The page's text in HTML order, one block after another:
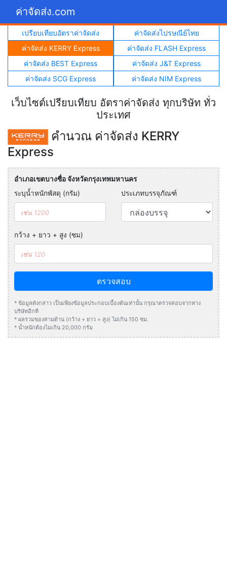
ค่าจัดส่ง.com
เปรียบเทียบอัตราค่าจัดส่ง
ค่าจัดส่งไปรษณีย์ไทย
ค่าจัดส่ง KERRY Express
ค่าจัดส่ง FLASH Express
ค่าจัดส่ง BEST Express
ค่าจัดส่ง J&T Express
ค่าจัดส่ง SCG Express
ค่าจัดส่ง NIM Express
เว็บไซต์เปรียบเทียบ อัตราค่าจัดส่ง ทุกบริษัท ทั่ว
ประเทศ
คำนวณ ค่าจัดส่ง KERRY
Express
อำเภอเขตบางซื่อ จังหวัดกรุงเทพมหานคร
ระบุน้ำหนักพัสดุ (กรัม)
ประเภทบรรจุภัณฑ์
กว้าง + ยาว + สูง (ซม)
ตรวจสอบ
* ข้อมูลดังกล่าว เป็นเพียงข้อมูลประกอบเบื้องต้นเท่านั้น กรุณาตรวจสอบจากทาง
บริษัทอีกที
* ผลรวมของสามด้าน (กว้าง + ยาว + สูง) ไม่เกิน 150 ซม.
* น้ำหนักต้องไมเกิน 20,000 กรัม